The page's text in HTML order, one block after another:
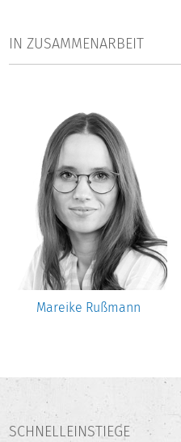
IN ZUSAMMENARBEIT
Mareike Rußmann
SCHNELLEINSTIEGE